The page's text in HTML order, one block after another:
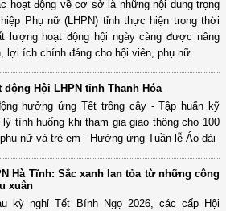
hoạt động về cơ sở là những nội dung trọng
Phụ nữ (LHPN) tỉnh thực hiện trong thời
lượng hoạt động hội ngày càng được nâng
lợi ích chính đáng cho hội viên, phụ nữ.
động Hội LHPN tỉnh Thanh Hóa
hưởng ứng Tết trồng cây - Tập huấn kỹ
tình huống khi tham gia giao thông cho 100
nữ và trẻ em - Hưởng ứng Tuần lễ Áo dài
Hà Tĩnh: Sắc xanh lan tỏa từ những công
xuân
kỳ nghỉ Tết Bính Ngọ 2026, các cấp Hội